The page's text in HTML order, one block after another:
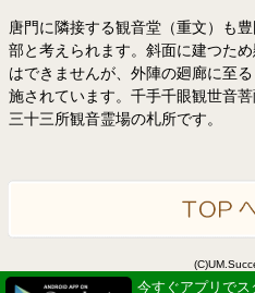
唐門に隣接する観音堂（重文）も
部と考えられます。斜面に建つた
はできませんが、外陣の廻廊に至
施されています。千手千眼観世音
三十三所観音霊場の札所です。
Powered by
今すぐアプリで